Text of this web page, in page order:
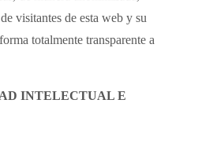
visitantes de esta web y su
totalmente transparente a
INTELECTUAL E